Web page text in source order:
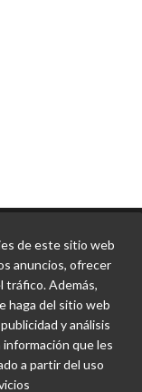
de este sitio web
anuncios, ofrecer
tráfico. Además,
haga del sitio web
y análisis
que les
a partir del uso